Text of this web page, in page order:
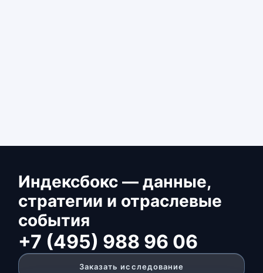
Индексбокс — данные,
стратегии и отраслевые
события
+7 (495) 988 96 06
Заказать исследование